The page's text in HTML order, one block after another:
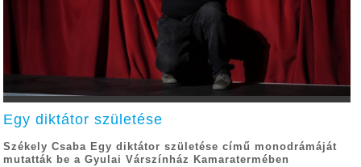
Egy diktátor születése
Székely Csaba Egy diktátor születése című monodrámáját
mutatták be a Gyulai Várszínház Kamaratermében